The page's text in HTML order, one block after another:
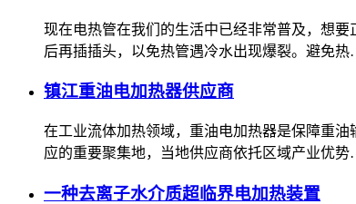
现在电热管在我们的生活中已经非常普及，想
后再插插头，以免热管遇冷水出现爆裂。避免
镇江重油电加热器供应商
在工业流体加热领域，重油电加热器是保障重
应的重要聚集地，当地供应商依托区域产业优
一种去离子水介质超临界电加热装置